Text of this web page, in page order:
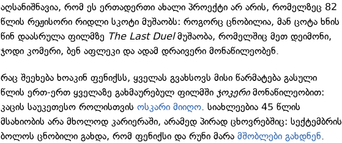
აღსანიშნავია, რომ ეს ერთადერთი ახალი პროექტი არ არის, რომელზეც 82
წლის რეჟისორი რიდლი სკოტი მუშაობს: როგორც ცნობილია, მან ცოტა ხნის
წინ დაასრულა ფილმზე The Last Duelმუშაობა, რომელშიც მეთ დეიმონი,
ჯოდი კომერი, ბენ აფლეკი და ადამ დრაივერი მონაწილეობენ.
რაც შეეხება ხოაკინ ფენიქსს, ყველას გვახსოვს მისი წარმატება გასული
წლის ერთ-ერთ ყველაზე გახმაურებულ ფილმშიჯოკერიმონაწილეობით:
კაცის საუკეთესო როლისთვისოსკარი მიიღო. სიახლეებია 45 წლის
მსახიობის არა მხოლოდ კარიერაში, არამედ პირად ცხოვრებშიც: სექტემბრის
ბოლოს ცნობილი გახდა, რომ ფენიქსი და რუნი მარამშობლები გახდნენ.